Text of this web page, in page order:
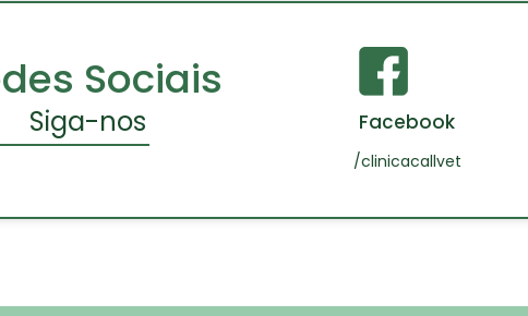
Sociais
Siga-nos Facebook
/clinicacallvet